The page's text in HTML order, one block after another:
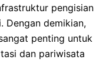
pengisian
Dengan demikian,
penting untuk
dan pariwisata